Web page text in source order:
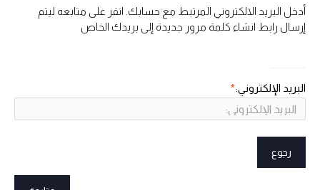
أدخل البريد الالكتروني المرتبط مع حسابك. انقر على متابعه ليتم
إرسال رابط انشاء كلمة مرور جديدة إلى بريدك الخاص
البريد الإلكتروني:
رجوع